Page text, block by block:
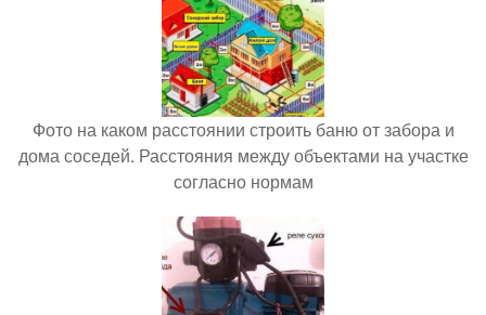
Фото на каком расстоянии строить баню от забора и
дома соседей. Расстояния между объектами на участке
согласно нормам